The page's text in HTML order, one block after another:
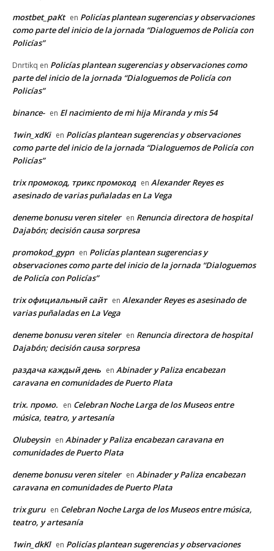
mostbet_paKt en Policías plantean sugerencias y observaciones
como parte del inicio de la jornada “Dialoguemos de Policía con
Policías”
Dnrtikq en Policías plantean sugerencias y observaciones como
parte del inicio de la jornada “Dialoguemos de Policía con
Policías”
binance- en El nacimiento de mi hija Miranda y mis 54
1win_xdKi en Policías plantean sugerencias y observaciones
como parte del inicio de la jornada “Dialoguemos de Policía con
Policías”
trix промокод, трикс промокод en Alexander Reyes es
asesinado de varias puñaladas en La Vega
deneme bonusu veren siteler en Renuncia directora de hospital
Dajabón; decisión causa sorpresa
promokod_gypn en Policías plantean sugerencias y
observaciones como parte del inicio de la jornada “Dialoguemos
de Policía con Policías”
trix официальный сайт en Alexander Reyes es asesinado de
varias puñaladas en La Vega
deneme bonusu veren siteler en Renuncia directora de hospital
Dajabón; decisión causa sorpresa
раздача каждый день en Abinader y Paliza encabezan
caravana en comunidades de Puerto Plata
trix. промо. en Celebran Noche Larga de los Museos entre
música, teatro, y artesanía
Olubeysin en Abinader y Paliza encabezan caravana en
comunidades de Puerto Plata
deneme bonusu veren siteler en Abinader y Paliza encabezan
caravana en comunidades de Puerto Plata
trix guru en Celebran Noche Larga de los Museos entre música,
teatro, y artesanía
1win_dkKl en Policías plantean sugerencias y observaciones